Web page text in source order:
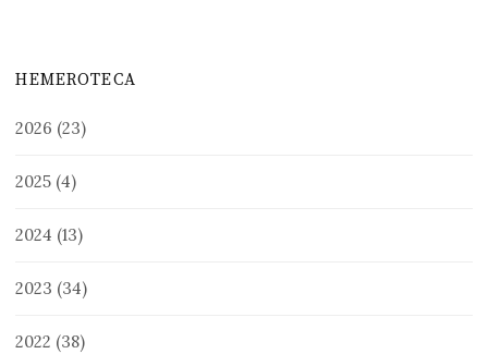
HEMEROTECA
2026 (23)
2025 (4)
2024 (13)
2023 (34)
2022 (38)